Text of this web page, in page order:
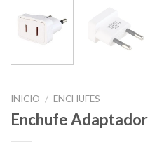
INICIO / ENCHUFES
Enchufe